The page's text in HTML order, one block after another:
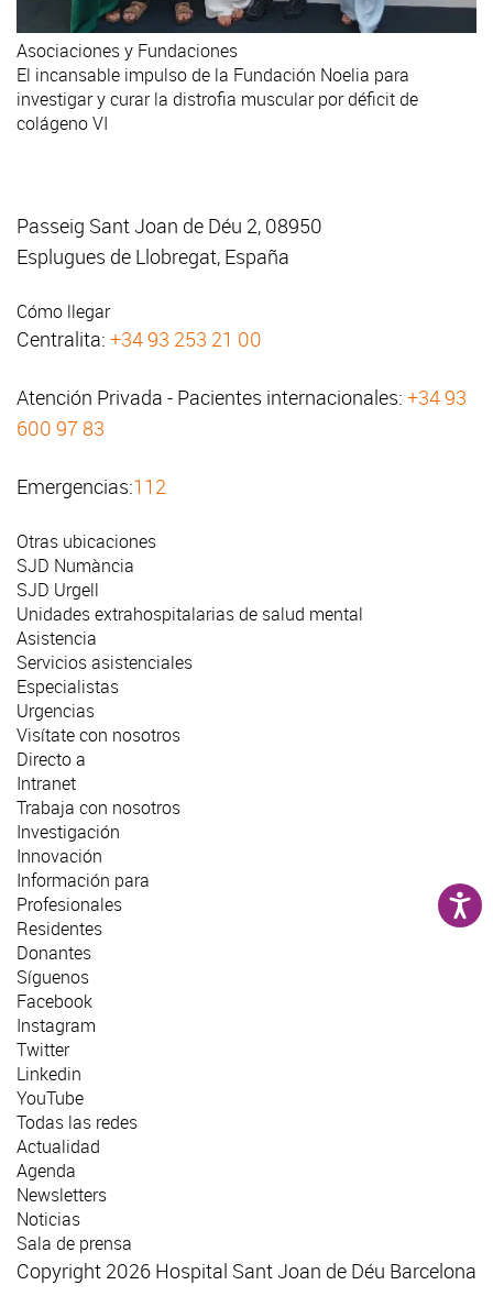
Asociaciones y Fundaciones
El incansable impulso de la Fundación Noelia para
investigar y curar la distrofia muscular por déficit de
colágeno VI
Passeig Sant Joan de Déu 2, 08950
Esplugues de Llobregat, España
Cómo llegar
Centralita: +34 93 253 21 00
Atención Privada - Pacientes internacionales: +34 93
600 97 83
Emergencias:112
Otras ubicaciones
SJD Numància
SJD Urgell
Unidades extrahospitalarias de salud mental
Asistencia
Servicios asistenciales
Especialistas
Urgencias
Visítate con nosotros
Directo a
Intranet
Trabaja con nosotros
Investigación
Innovación
Información para
Profesionales
Residentes
Donantes
Síguenos
Facebook
Instagram
Twitter
Linkedin
YouTube
Todas las redes
Actualidad
Agenda
Newsletters
Noticias
Sala de prensa
Copyright 2026 Hospital Sant Joan de Déu Barcelona